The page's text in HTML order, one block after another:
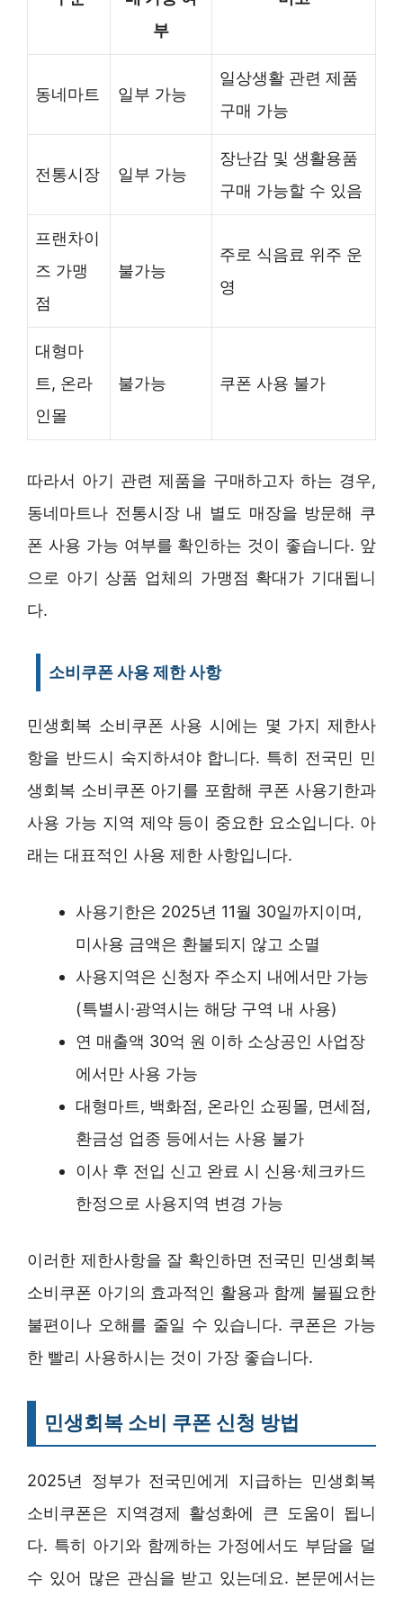
부
동네마트 일부 가능
일상생활 관련 제품
구매 가능
전통시장 일부 가능
장난감 및 생활용품
구매 가능할 수 있음
프랜차이
즈 가맹
점
불가능
주로 식음료 위주 운
영
대형마
트, 온라
인몰
불가능 쿠폰 사용 불가
따라서 아기 관련 제품을 구매하고자 하는 경우,
동네마트나 전통시장 내 별도 매장을 방문해 쿠
폰 사용 가능 여부를 확인하는 것이 좋습니다. 앞
으로 아기 상품 업체의 가맹점 확대가 기대됩니
다.
소비쿠폰 사용 제한 사항
민생회복 소비쿠폰 사용 시에는 몇 가지 제한사
항을 반드시 숙지하셔야 합니다. 특히 전국민 민
생회복 소비쿠폰 아기를 포함해 쿠폰 사용기한과
사용 가능 지역 제약 등이 중요한 요소입니다. 아
래는 대표적인 사용 제한 사항입니다.
사용기한은 2025년 11월 30일까지이며,
미사용 금액은 환불되지 않고 소멸
사용지역은 신청자 주소지 내에서만 가능
(특별시·광역시는 해당 구역 내 사용)
연 매출액 30억 원 이하 소상공인 사업장
에서만 사용 가능
대형마트, 백화점, 온라인 쇼핑몰, 면세점,
환금성 업종 등에서는 사용 불가
이사 후 전입 신고 완료 시 신용·체크카드
한정으로 사용지역 변경 가능
이러한 제한사항을 잘 확인하면 전국민 민생회복
소비쿠폰 아기의 효과적인 활용과 함께 불필요한
불편이나 오해를 줄일 수 있습니다. 쿠폰은 가능
한 빨리 사용하시는 것이 가장 좋습니다.
민생회복 소비 쿠폰 신청 방법
2025년 정부가 전국민에게 지급하는 민생회복
소비쿠폰은 지역경제 활성화에 큰 도움이 됩니
다. 특히 아기와 함께하는 가정에서도 부담을 덜
수 있어 많은 관심을 받고 있는데요. 본문에서는